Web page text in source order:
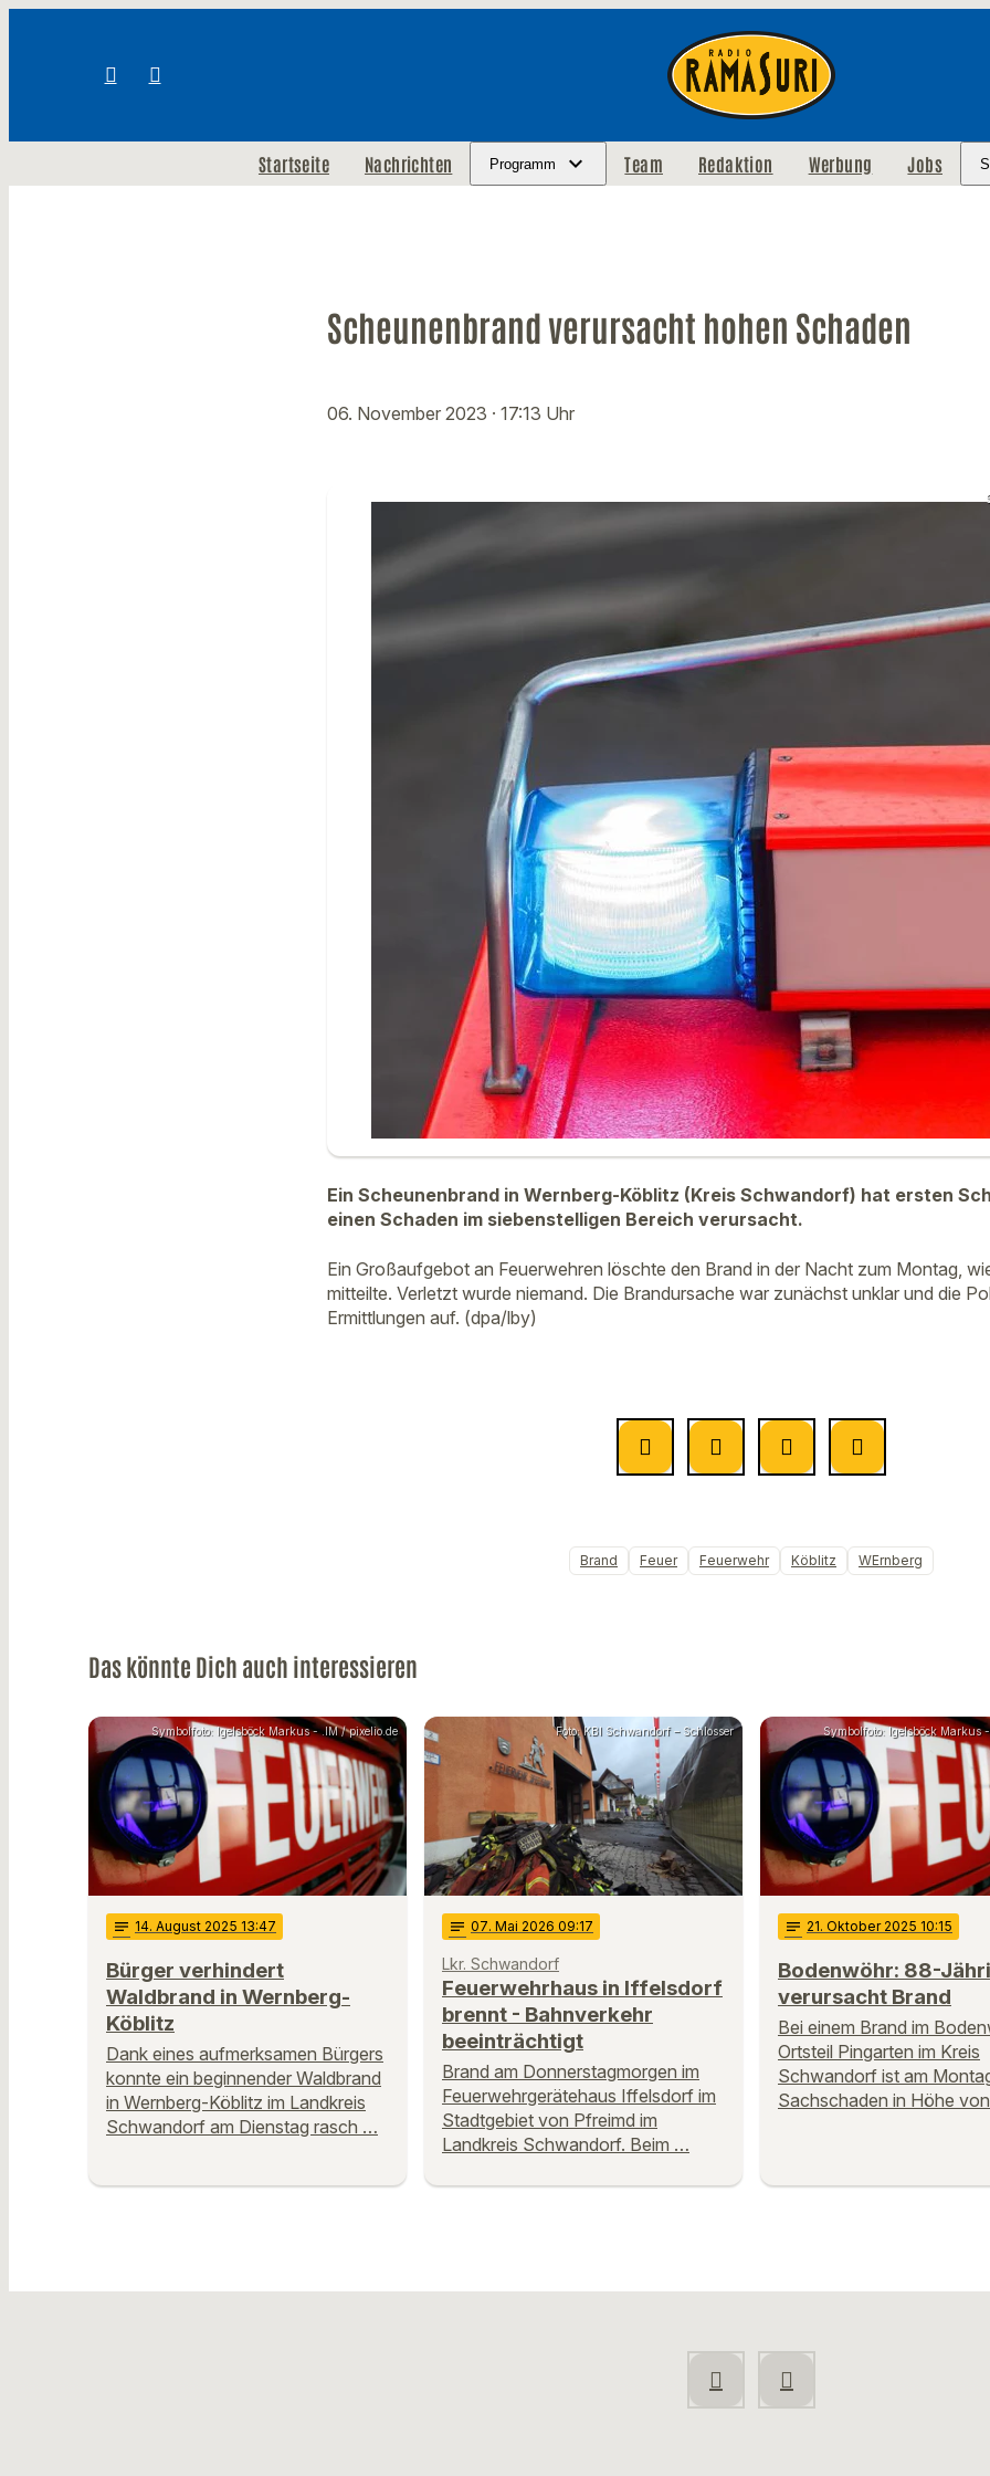
Startseite Nachrichten Programm Team Redaktion Werbung Jobs
Scheunenbrand verursacht hohen Schaden
06. November 2023 · 17:13 Uhr
Ein Scheunenbrand in Wernberg-Köblitz (Kreis Schwandorf) hat ersten
einen Schaden im siebenstelligen Bereich verursacht.
Ein Großaufgebot an Feuerwehren löschte den Brand in der Nacht zum Montag,
mitteilte. Verletzt wurde niemand. Die Brandursache war zunächst unklar und die
Ermittlungen auf. (dpa/lby)
Brand Feuer Feuerwehr Köblitz WErnberg
Das könnte Dich auch interessieren
Symbolfoto: Igelsböck Markus - .IM / pixelio.de
notes 14. August 2025 13:47
Bürger verhindert
Waldbrand in Wernberg-
Köblitz
Dank eines aufmerksamen Bürgers
konnte ein beginnender Waldbrand
in Wernberg-Köblitz im Landkreis
Schwandorf am Dienstag rasch …
Foto: KBI Schwandorf – Schlosser
notes 07. Mai 2026 09:17
Lkr. Schwandorf
Feuerwehrhaus in Iffelsdorf
brennt - Bahnverkehr
beeinträchtigt
Brand am Donnerstagmorgen im
Feuerwehrgerätehaus Iffelsdorf im
Stadtgebiet von Pfreimd im
Landkreis Schwandorf. Beim …
Symbolfoto: Igelsböck Markus
notes 21. Oktober 2025 10:15
Bodenwöhr: 88-
verursacht Brand
Bei einem Brand im
Ortsteil Pingarten im Kreis
Schwandorf ist am
Sachschaden in Höhe